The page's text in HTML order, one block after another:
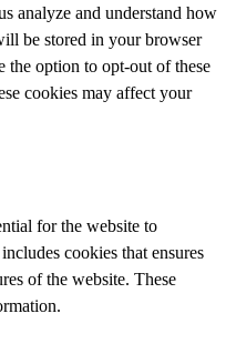
analyze and understand how
be stored in your browser
the option to opt-out of these
cookies may affect your
for the website to
cookies that ensures
of the website. These